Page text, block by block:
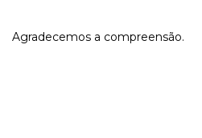
Agradecemos a compreensão.